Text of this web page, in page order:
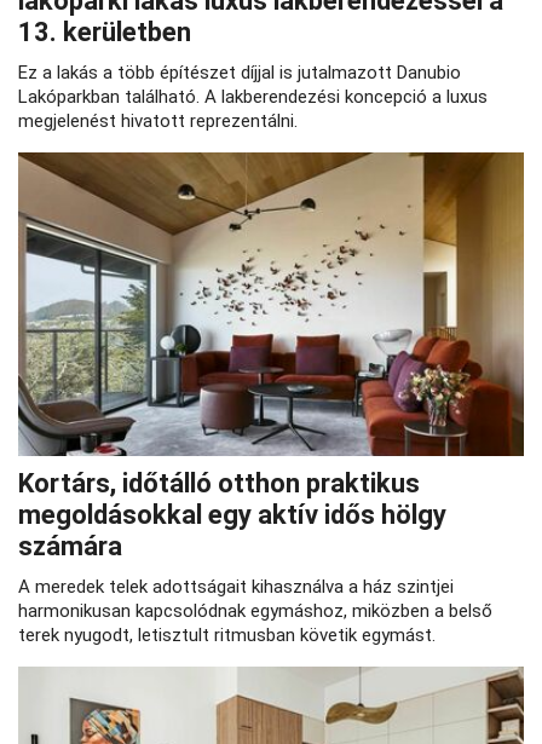
13. kerületben
Ez a lakás a több építészet díjjal is jutalmazott Danubio
Lakóparkban található. A lakberendezési koncepció a luxus
megjelenést hivatott reprezentálni.
Kortárs, időtálló otthon praktikus
megoldásokkal egy aktív idős hölgy
számára
A meredek telek adottságait kihasználva a ház szintjei
harmonikusan kapcsolódnak egymáshoz, miközben a belső
terek nyugodt, letisztult ritmusban követik egymást.